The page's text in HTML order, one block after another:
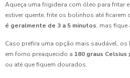
Aqueça uma frigideira com óleo para fritar
estiver quente, frite os bolinhos até ficarem
é geralmente de 3 a 5 minutos, mas fique
Caso prefira uma opção mais saudável,
em forno preaquecido a 180 graus Celsius
ou até que fiquem dourados.